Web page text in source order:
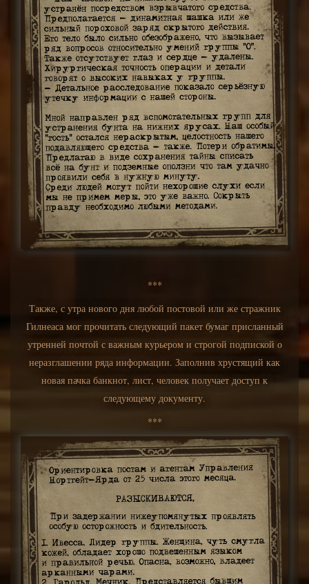
***
Также, с утра нового дня любой постовой или же стражник
Гилнеаса мог прочитать следующий пакет бумаг присланный
утренней почтой с важным курьером и строгой подпиской о
неразглашении ряда информации. Заполнив хрустящий как
новая пачка банкнот, лист, человек получает доступ к
следующему документу.
***